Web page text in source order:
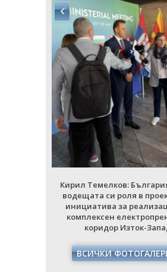
Кирил Темелков:
водещата си роля в
инициатива за
комплексен
коридор Изток-
ВСИЧКИ